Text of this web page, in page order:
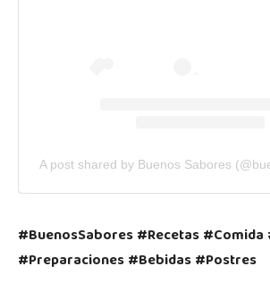
A post shared by Buenos Sabores
#BuenosSabores #Recetas #Comida
#Preparaciones #Bebidas #Postres